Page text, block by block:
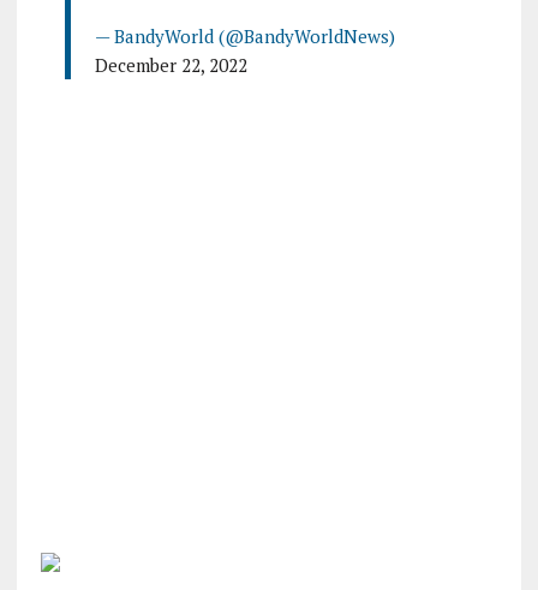
— BandyWorld (@BandyWorldNews)
December 22, 2022